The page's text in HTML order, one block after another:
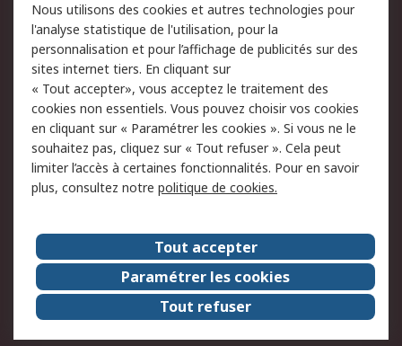
Retours
Support technique
Track & trace
Legal
Politique de cookies
Sécurité des e-mails
Politique de protection
des données - Mise à
jour
Conditions générales
de vente
A propos de RS
Le groupe RS Group
A propos de RS
RS dans le monde
Travaillez chez RS
ESG
Nous utilisons des cookies et autres technologies pour
l'analyse statistique de l'utilisation, pour la
personnalisation et pour l’affichage de publicités sur des
sites internet tiers. En cliquant sur
« Tout accepter», vous acceptez le traitement des
cookies non essentiels. Vous pouvez choisir vos cookies
en cliquant sur « Paramétrer les cookies ». Si vous ne le
souhaitez pas, cliquez sur « Tout refuser ». Cela peut
limiter l’accès à certaines fonctionnalités. Pour en savoir
plus, consultez notre politique de cookies.
Tout accepter
Paramétrer les cookies
Tout refuser